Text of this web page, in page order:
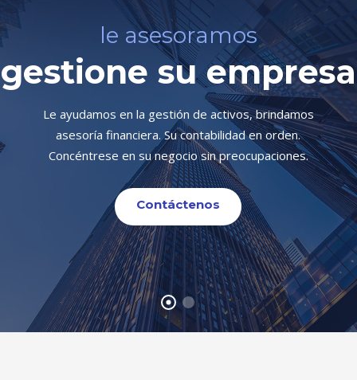
gestione su empresa
Le ayudamos en la gestión de activos, brindamos
asesoría financiera. Su contabilidad en orden.
Concéntrese en su negocio sin preocupaciones.
Contáctenos
le asesoramos